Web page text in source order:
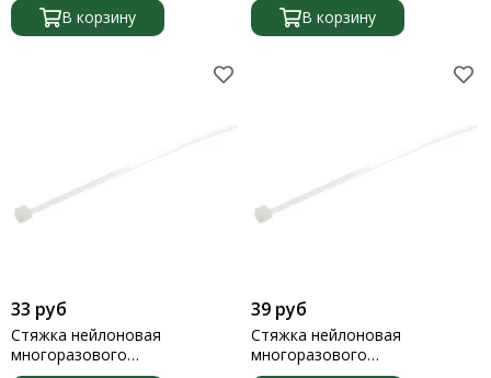
Крюки
Лифты регулировочные (домкраты)
Пластины
Потолочные опоры
Рамники
Саморезы
Скобы
В корзину
В корзину
33 руб
Стяжка нейлоновая
многоразового
39 руб
Стяжка нейлоновая
многоразового